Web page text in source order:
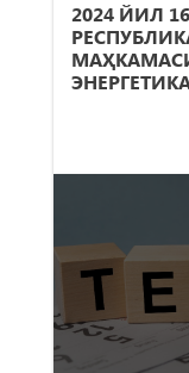
2024 ЙИЛ
ҚАБУЛ